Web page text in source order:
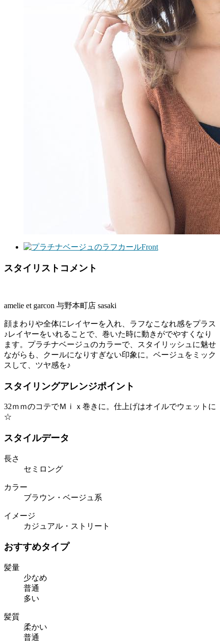
Front
スタイリストコメント
amelie et garcon 与野本町店 sasaki
顔まわりや全体にレイヤーを入れ、ラフなこなれ感をプラス
♪レイヤーをいれることで、巻いた時に動きがでやすくなり
ます。プラチナベージュのカラーで、スタイリッシュに魅せ
ながらも、クールになりすぎない印象に。ベージュをミック
スして、ツヤ感を♪
スタイリングアレンジポイント
32ｍｍのコテでＭｉｘ巻きに。仕上げはオイルでウェットに
☆
スタイルデータ
長さ
セミロング
カラー
ブラウン・ベージュ系
イメージ
カジュアル・ストリート
おすすめタイプ
髪量
少なめ
普通
多い
髪質
柔かい
普通